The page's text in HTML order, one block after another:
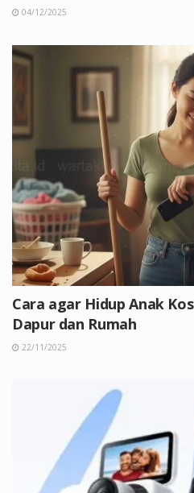
04/12/2025
Cara agar Hidup Anak
Dapur dan Rumah
22/11/2025